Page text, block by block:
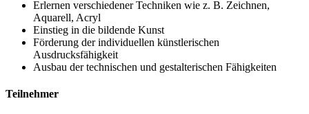
Erlernen verschiedener Techniken wie z. B. Zeichnen,
Aquarell, Acryl
Einstieg in die bildende Kunst
Förderung der individuellen künstlerischen
Ausdrucksfähigkeit
Ausbau der technischen und gestalterischen Fähigkeiten
Teilnehmer